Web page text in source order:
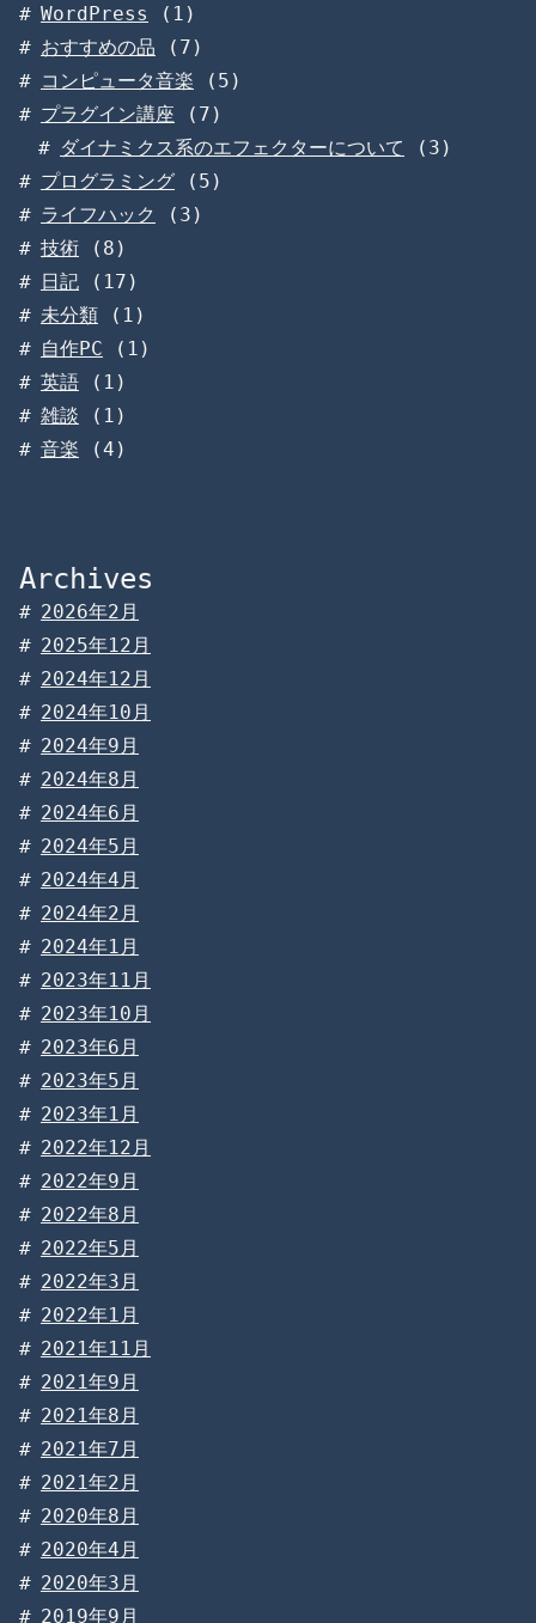
WordPress
(1)
おすすめの品 (7)
コンピュータ音楽 (5)
プラグイン講座 (7)
ダイナミクス系のエフェクターについて
(3)
プログラミング (5)
ライフハック
(3)
技術 (8)
日記 (17)
未分類 (1)
自作PC (1)
英語 (1)
雑談 (1)
音楽 (4)
Archives
2026年2月
2025年12月
2024年12月
2024年10月
2024年9月
2024年8月
2024年6月
2024年5月
2024年4月
2024年2月
2024年1月
2023年11月
2023年10月
2023年6月
2023年5月
2023年1月
2022年12月
2022年9月
2022年8月
2022年5月
2022年3月
2022年1月
2021年11月
2021年9月
2021年8月
2021年7月
2021年2月
2020年8月
2020年4月
2020年3月
2019年9月